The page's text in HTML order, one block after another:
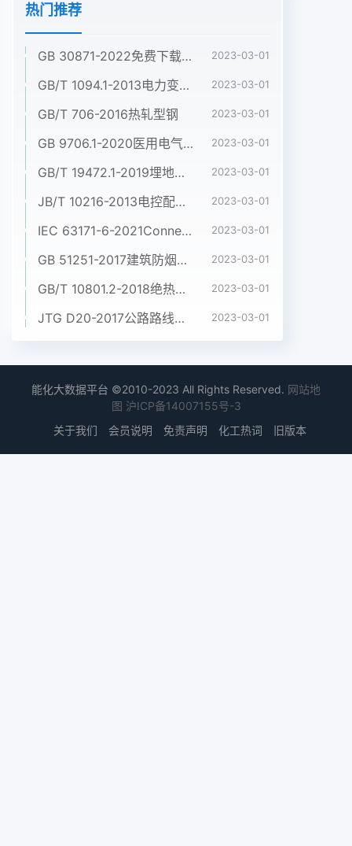
热门推荐
GB 30871-2022免费下载危险化学品企业特殊作业安全规范 2023-03-01
GB/T 1094.1-2013电力变压器 第1部分:总则 2023-03-01
GB/T 706-2016热轧型钢 2023-03-01
GB 9706.1-2020医用电气设备 第1部分:基本安全和基本性能的通用要求 2023-03-01
GB/T 19472.1-2019埋地用聚乙烯(PE)结构壁管道系统 第1部分:聚乙烯双壁波纹管材 2023-03-01
JB/T 10216-2013电控配电用电缆桥架 2023-03-01
IEC 63171-6-2021Connectors for electrical and electronic equipment - Part 6: Detail specification for 2-way and 4-way (data/power), shielded, free and fixed connectors for power and data transmission with frequencies up to 600 MHz 2023-03-01
GB 51251-2017建筑防烟排烟系统技术标准 2023-03-01
GB/T 10801.2-2018绝热用挤塑聚苯乙烯泡沫塑料(XPS) 2023-03-01
JTG D20-2017公路路线设计规范 2023-03-01
能化大数据平台 ©2010-2023 All Rights Reserved. 网站地
图 沪ICP备14007155号-3
关于我们
会员说明 免责声明 化工热词 旧版本